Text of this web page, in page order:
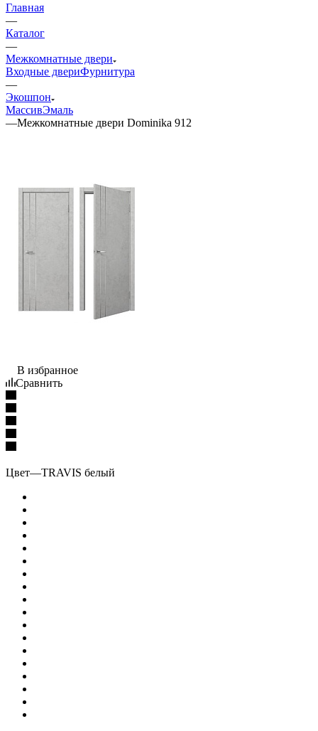
Главная
—
Каталог
—
Межкомнатные двери
Входные двериФурнитура
—
Экошпон
МассивЭмаль
—Межкомнатные двери Dominika 912
В избранное
Сравнить
Цвет—TRAVIS белый